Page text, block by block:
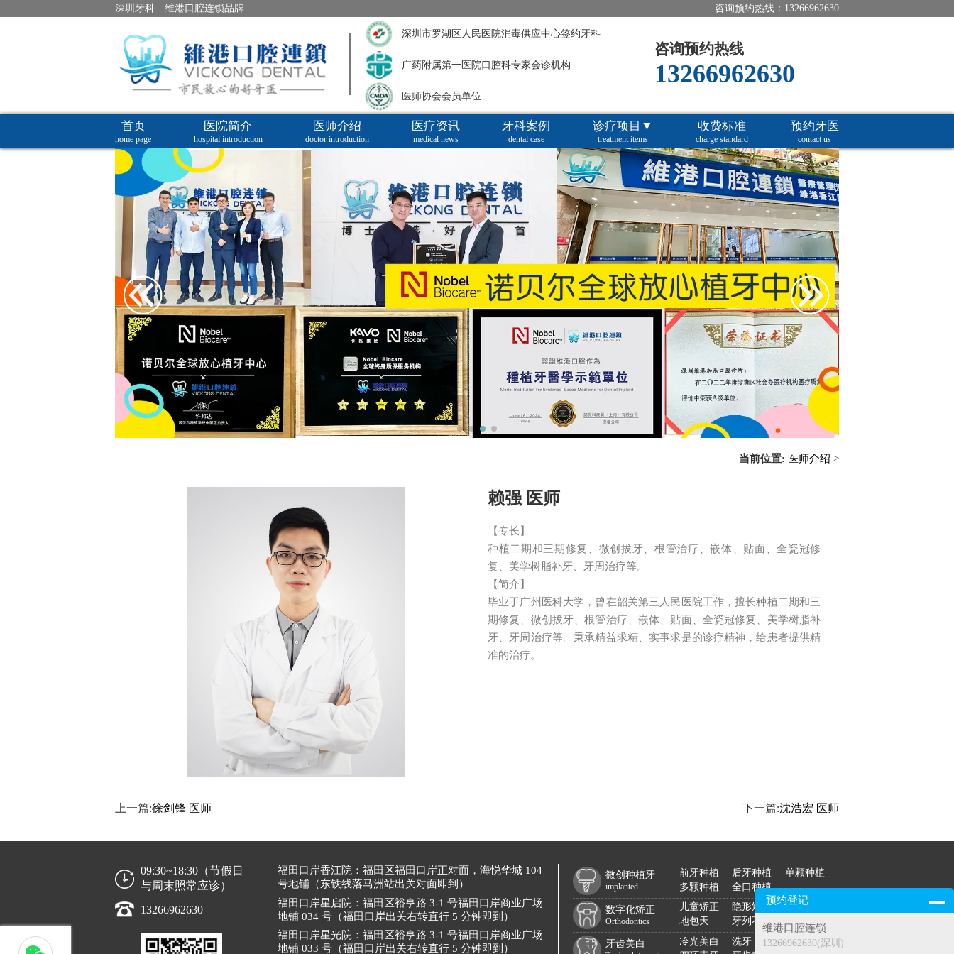
深圳牙科—维港口腔连锁品牌 咨询预约热线：13266962630
深圳市罗湖区人民医院消毒供应中心签约牙科
广药附属第一医院口腔科专家会诊机构
医师协会会员单位
咨询预约热线
13266962630
首页
home page
医院简介
hospital introduction
医师介绍
doctor introduction
医疗资讯
medical news
牙科案例
dental case
诊疗项目▼
treatment items
收费标准
charge standard
预约牙医
contact us
预约登记
维港口腔连锁
13266962630(深圳)
当前位置: 医师介绍 >
赖强 医师
【专长】
种植二期和三期修复、微创拔牙、根管治疗、嵌体、贴面、全瓷冠修
复、美学树脂补牙、牙周治疗等。
【简介】
毕业于广州医科大学，曾在韶关第三人民医院工作，擅长种植二期和三
期修复、微创拔牙、根管治疗、嵌体、贴面、全瓷冠修复、美学树脂补
牙、牙周治疗等。秉承精益求精、实事求是的诊疗精神，给患者提供精
准的治疗。
上一篇:徐剑锋 医师 下一篇:沈浩宏 医师
09:30~18:30（节假日
与周末照常应诊）
13266962630
福田口岸香江院：福田区福田口岸正对面，海悦华城 104
号地铺（东铁线落马洲站出关对面即到）
福田口岸星启院：福田区裕亨路 3-1 号福田口岸商业广场
地铺 034 号（福田口岸出关右转直行 5 分钟即到）
福田口岸星光院：福田区裕亨路 3-1 号福田口岸商业广场
地铺 033 号（福田口岸出关右转直行 5 分钟即到）
微创种植牙
implanted
前牙种植 后牙种植
单颗种植
多颗种植
全口种植
数字化矫正
Orthodontics
儿童矫正 隐形矫正
龅牙
地包天
牙列不齐
牙齿美白 冷光美白 洗牙
黄黑牙